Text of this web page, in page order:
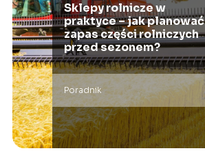
Sklepy rolnicze w
praktyce – jak planować
zapas części rolniczych
przed sezonem?
Poradnik